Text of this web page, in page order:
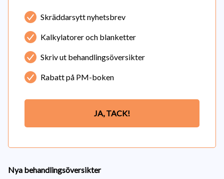
Skräddarsytt nyhetsbrev
Kalkylatorer och blanketter
Skriv ut behandlingsöversikter
Rabatt på PM-boken
JA, TACK!
Nya behandlingsöversikter